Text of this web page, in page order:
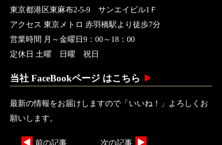
東京都港区東麻布2-5-9 サンエイビル1Ｆ
アクセス 東京メトロ 赤羽橋駅より徒歩7分
営業時間 月～金曜日9：00～18：00
定休日 土曜 日曜 祝日
当社 FaceBookページ はこちら
最新の情報をお届けしますので「いいね！」よろしくお
願いします。
前の記事 次の記事